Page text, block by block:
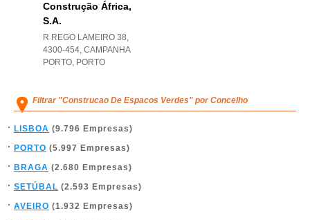
Construção África,
S.a.
R REGO LAMEIRO 38,
4300-454, CAMPANHA
PORTO, PORTO
Filtrar "Construcao De Espacos Verdes" por Concelho
LISBOA (9.796 Empresas)
PORTO (5.997 Empresas)
BRAGA (2.680 Empresas)
SETÚBAL (2.593 Empresas)
AVEIRO (1.932 Empresas)